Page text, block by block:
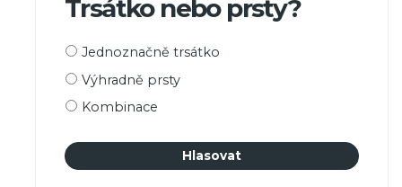
Trsátko nebo prsty?
Možnosti
Jednoznačně trsátko
Výhradně prsty
Kombinace